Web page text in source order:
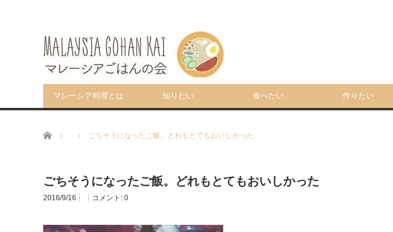
マレーシア料理とは 知りたい 食べたい 作りたい
ホーム ごちそうになったご飯。どれもとてもおいしかった
ごちそうになったご飯。どれもとてもおいしかった
2016/9/16 コメント: 0